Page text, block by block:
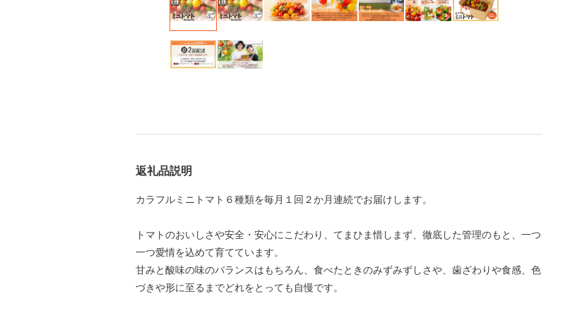
返礼品説明
カラフルミニトマト６種類を毎月１回２か月連続でお届けします。
トマトのおいしさや安全・安心にこだわり、てまひま惜しまず、徹底した管理のもと、一つ
一つ愛情を込めて育てています。
甘みと酸味の味のバランスはもちろん、食べたときのみずみずしさや、歯ざわりや食感、色
づきや形に至るまでどれをとっても自慢です。